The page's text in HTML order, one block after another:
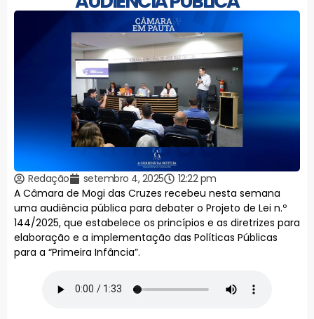
Redação setembro 4, 2025
12:22 pm
A Câmara de Mogi das Cruzes recebeu nesta semana
uma audiência pública para debater o Projeto de Lei n.º
144/2025, que estabelece os princípios e as diretrizes para
elaboração e a implementação das Políticas Públicas
para a “Primeira Infância”.